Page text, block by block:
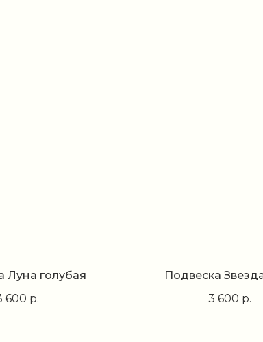
Луна голубая
600 р.
Подвеска
3 600 р.